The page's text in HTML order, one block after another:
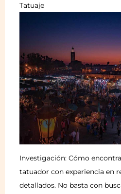
Tatuaje
Investigación: Cómo
tatuador con experiencia en
detallados. No basta con